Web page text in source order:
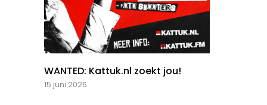
WANTED: Kattuk.nl zoekt jou!
15 juni 2026